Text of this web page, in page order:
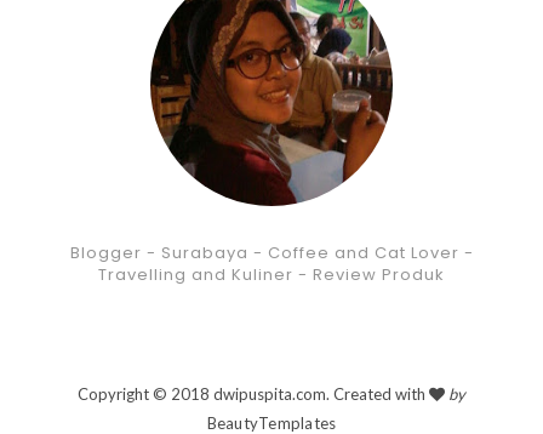
Blogger - Surabaya - Coffee and Cat Lover -
Travelling and Kuliner - Review Produk
Copyright © 2018 dwipuspita.com. Created with
by
BeautyTemplates